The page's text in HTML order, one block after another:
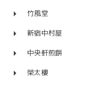
竹風堂
新宿中村屋
中央軒煎餅
榮太樓